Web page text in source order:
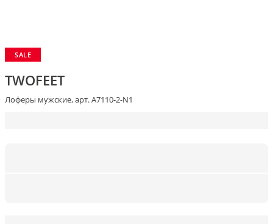
SALE
TWOFEET
Лоферы мужские, арт. A7110-2-N1